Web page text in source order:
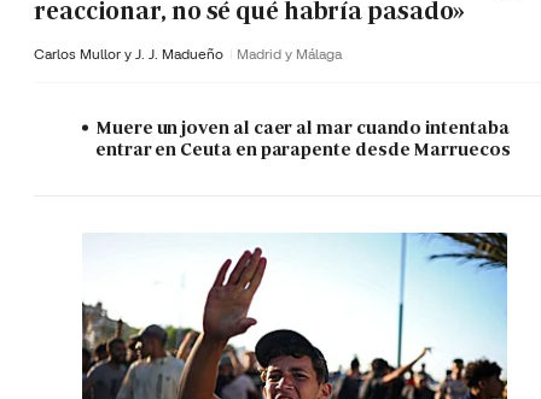
reaccionar, no sé qué habría pasado»
Carlos Mullor y J. J. Madueño Madrid y Málaga
Muere un joven al caer al mar cuando intentaba
entrar en Ceuta en parapente desde Marruecos